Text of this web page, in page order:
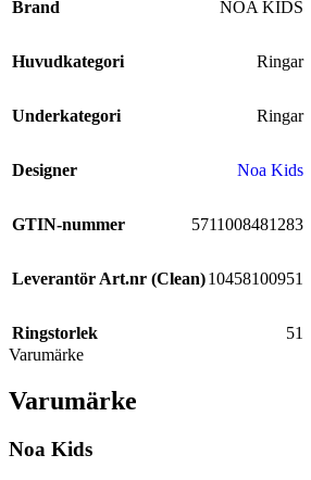
Brand NOA KIDS
Huvudkategori Ringar
Underkategori Ringar
Designer Noa Kids
GTIN-nummer 5711008481283
Leverantör Art.nr (Clean)10458100951
Ringstorlek
51
Varumärke
Varumärke
Noa Kids